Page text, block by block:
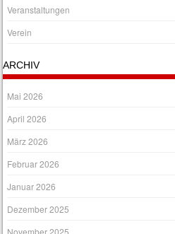
Veranstaltungen
Verein
ARCHIV
Mai 2026
April 2026
März 2026
Februar 2026
Januar 2026
Dezember 2025
November 2025